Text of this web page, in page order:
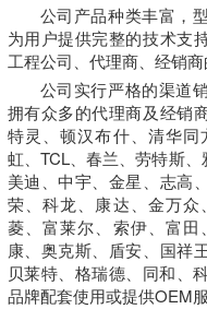
公司产品种类丰富，
为用户提供完整的技术支
工程公司、代理商、经销商
公司实行严格的渠道
拥有众多的代理商及经销
特灵、顿汉布什、清华
虹、TCL、春兰、劳特斯
美迪、中宇、金星、志高
荣、科龙、康达、金万
菱、富莱尔、索伊、富
康、奥克斯、盾安、国祥
贝莱特、格瑞德、同和、
品牌配套使用或提供OEM服